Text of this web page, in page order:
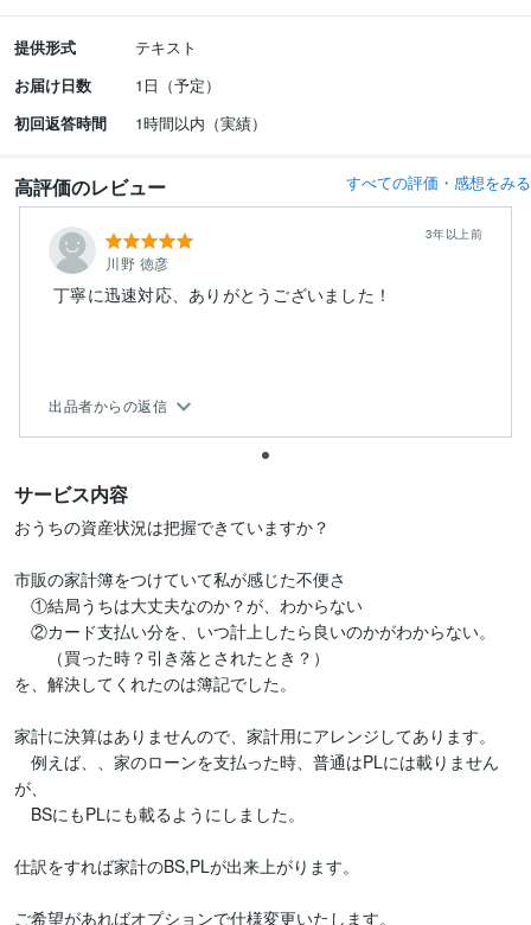
提供形式
テキスト
お届け日数
1日（予定）
初回返答時間
1時間以内（実績）
高評価のレビュー すべての評価・感想をみる
川野 徳彦
3年以上前
丁寧に迅速対応、ありがとうございました！
出品者からの返信
サービス内容
おうちの資産状況は把握できていますか？
市販の家計簿をつけていて私が感じた不便さ
①結局うちは大丈夫なのか？が、わからない
②カード支払い分を、いつ計上したら良いのかがわからない。
（買った時？引き落とされたとき？）
を、解決してくれたのは簿記でした。
家計に決算はありませんので、家計用にアレンジしてあります。
例えば、、家のローンを支払った時、普通はPLには載りません
が、
BSにもPLにも載るようにしました。
仕訳をすれば家計のBS,PLが出来上がります。
ご希望があればオプションで仕様変更いたします。